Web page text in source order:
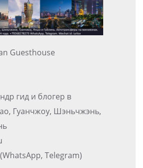
Guesthouse
гид и блогер в
Гуанчжоу, Шэньчжэнь,
Telegram)